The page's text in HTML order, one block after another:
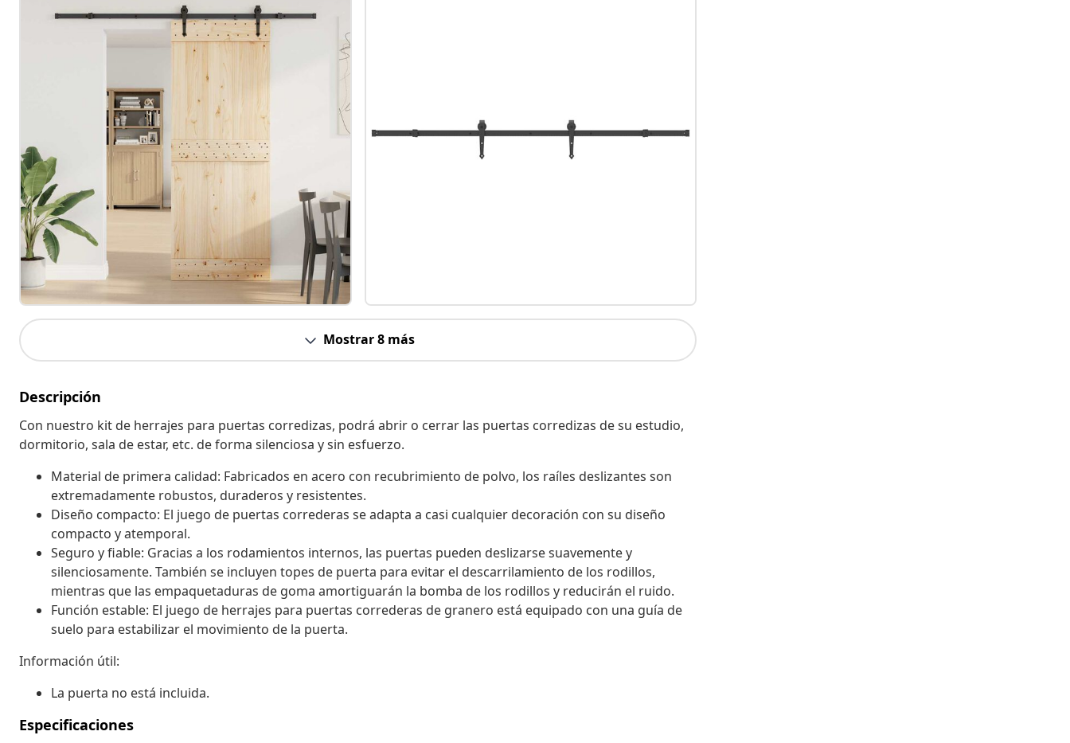
Mostrar 8 más
Descripción
Con nuestro kit de herrajes para puertas corredizas, podrá abrir o cerrar las puertas corredizas de su estudio,
dormitorio, sala de estar, etc. de forma silenciosa y sin esfuerzo.
Material de primera calidad: Fabricados en acero con recubrimiento de polvo, los raíles deslizantes son
extremadamente robustos, duraderos y resistentes.
Diseño compacto: El juego de puertas correderas se adapta a casi cualquier decoración con su diseño
compacto y atemporal.
Seguro y fiable: Gracias a los rodamientos internos, las puertas pueden deslizarse suavemente y
silenciosamente. También se incluyen topes de puerta para evitar el descarrilamiento de los rodillos,
mientras que las empaquetaduras de goma amortiguarán la bomba de los rodillos y reducirán el ruido.
Función estable: El juego de herrajes para puertas correderas de granero está equipado con una guía de
suelo para estabilizar el movimiento de la puerta.
Información útil:
La puerta no está incluida.
Especificaciones